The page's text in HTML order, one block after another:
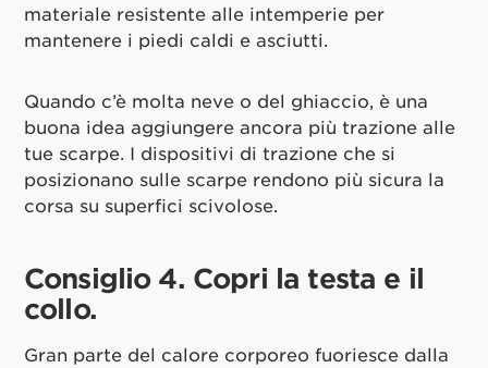
materiale resistente alle intemperie per
mantenere i piedi caldi e asciutti.
Quando c’è molta neve o del ghiaccio, è una
buona idea aggiungere ancora più trazione alle
tue scarpe. I dispositivi di trazione che si
posizionano sulle scarpe rendono più sicura la
corsa su superfici scivolose.
Consiglio 4. Copri la testa e il
collo.
Gran parte del calore corporeo fuoriesce dalla